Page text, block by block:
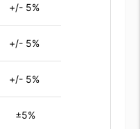
+/- 5%
+/- 5%
+/- 5%
±5%